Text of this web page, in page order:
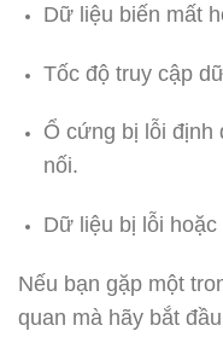
Dữ liệu biến mất
Tốc độ truy cập
Ổ cứng bị lỗi định
nối.
Dữ liệu bị lỗi
Nếu bạn gặp một
quan mà hãy bắt